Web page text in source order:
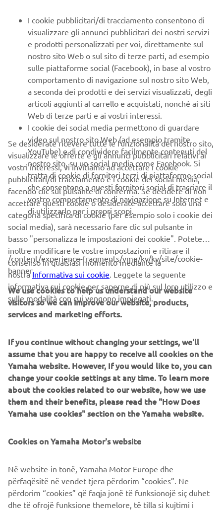
per ridisegnare il proprio tempo libero, trascorrendolo in
barca con la famiglia e gli amici, senza vincoli e con una
spesa minima grazie ai bassi consumi di questi motori.
Per chi desidera una potenza superiore, i vantaggi si
estendono anche ai nuoviF150 eF200, con unrisparmio
fino a 5.600 euro sull’acquisto.
Se 200 cv non sono abbastanza, ecco gli Incentivi sui
300cv:7.000 euro di vantaggiper navigare alla massima
potenza!
Gli Incentivi Satisfacion Seasono validi presso la rete di
concessionari ufficiali Yamaha e termineranno il 30 giugno
2025. Recati presso un punto vendita Yamaha per scoprire
di più e concordare il finanziamento più adatto alle tue
esigenze!
SCOPRI DI PIÙ
CORPORATE
B2B
SUPPORTO
NEWSLETTER
Conoscerai in anteprima le ultime offerte, gli eventi speciali, le
nuove uscite e molto altro
ISCRIVITI
Leggi la nostra Informativa sulla privacy per sapere come
trattiamo i tuoi dati personali:Informativa sulla Privacy
I cookie pubblicitari/di tracciamento consentono di
visualizzare gli annunci pubblicitari dei nostri servizi
e prodotti personalizzati per voi, direttamente sul
nostro sito Web o sul sito di terze parti, ad esempio
sulle piattaforme social (Facebook), in base al vostro
comportamento di navigazione sul nostro sito Web,
a seconda dei prodotti e dei servizi visualizzati, degli
articoli aggiunti al carrello e acquistati, nonché ai siti
Web di terze parti e ai vostri interessi.
I cookie dei social media permettono di guardare
video sul nostro sito Web (ad esempio tramite
YouTube) e di condividere facilmente contenuti del
nostro sito, su un social media come Facebook. Si
tratta di cookie di fornitori terzi di piattaforme social
che consentono a questi fornitori social di tracciare il
vostro comportamento di navigazione su Internet e
di utilizzarlo per i propri scopi.
Se desiderate ricevere tutte le funzionalità del nostro sito,
visualizzare le offerte e gli annunci pubblicitari relativi ai
vostri interessi, vi invitiamo ad accettare i cookie
pubblicitari/di tracciamento e i cookie dei social media,
facendo clic sul pulsante di conferma. Se decidete di non
accettare questi cookie o desiderate accettare solo una
categoria specifica di cookie (per esempio solo i cookie dei
social media), sarà necessario fare clic sul pulsante in
basso "personalizza le impostazioni dei cookie". Potete
inoltre modificare le vostre impostazioni e ritirare il
consenso in qualsiasi momento mediante la
nostraInformativa sui cookie. Leggete la seguente
informativa sui cookie per saperne di più sul loro utilizzo e
sulle modalità con cui vengono impiegati.
/content/experience-fragments/yme/kv/kv/site/cookie-
banner
We use cookies to help us understand our website
visitors so we can improve our website, products,
services and marketing efforts.
If you continue without changing your settings, we'll
assume that you are happy to receive all cookies on the
Yamaha website. However, If you would like to, you can
change your cookie settings at any time. To learn more
about the cookies related to our website, how we use
them and their benefits, please read the "How Does
Yamaha use cookies" section on the Yamaha website.
Cookies on Yamaha Motor's website
Në website-in tonë, Yamaha Motor Europe dhe
përfaqësitë në vendet tjera përdorim “cookies”. Ne
përdorim “cookies” që faqja jonë të funksionojë siç duhet
dhe të ofrojë funksione themelore, të tilla si kujtimi i